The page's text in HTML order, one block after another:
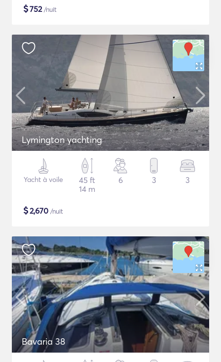
$752/nuit
Lymington yachting
Yacht à voile
45 ft
14 m
6 3 3
$2,670 /nuit
Bavaria 38